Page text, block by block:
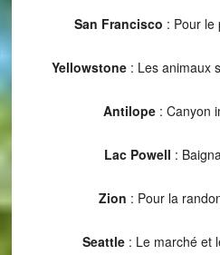
San Francisco : Pour le
Yellowstone : Les animaux
Antilope: Canyon
Lac Powell :
Zion : Pour la
Seattle: Le marché et